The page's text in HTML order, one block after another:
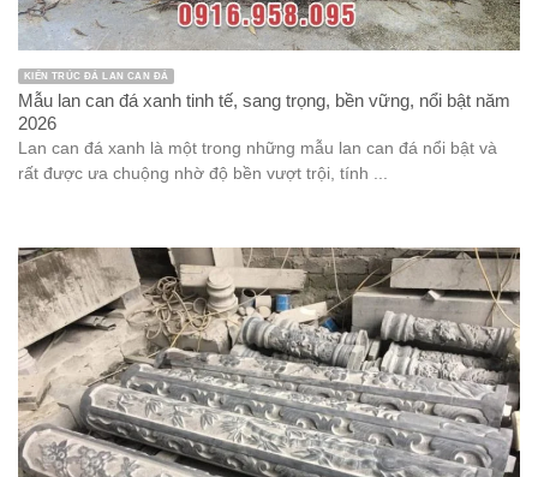
KIẾN TRÚC ĐÁ LAN CAN ĐÁ
Mẫu lan can đá xanh tinh tế, sang trọng, bền vững, nổi bật năm
2026
Lan can đá xanh là một trong những mẫu lan can đá nổi bật và
rất được ưa chuộng nhờ độ bền vượt trội, tính ...